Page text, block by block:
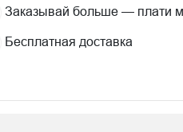
Заказывай больше — плати
Бесплатная доставка